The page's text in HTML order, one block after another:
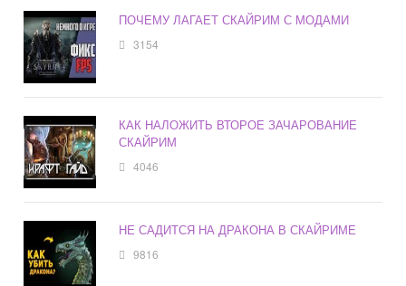
ПОЧЕМУ ЛАГАЕТ СКАЙРИМ С МОДАМИ
3154
КАК НАЛОЖИТЬ ВТОРОЕ ЗАЧАРОВАНИЕ
СКАЙРИМ
4046
НЕ САДИТСЯ НА ДРАКОНА В СКАЙРИМЕ
9816